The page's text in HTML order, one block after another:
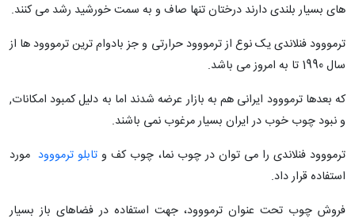
های بسیار بلندی دارند درختان تنها صاف و به سمت خورشید رشد می کنند.
ترمووود فنلاندی یک نوع از ترمووود حرارتی و جز بادوام ترین ترمووود ها از
سال 1990 تا به امروز می باشد.
که بعدها ترمووود ایرانی هم به بازار عرضه شدند اما به دلیل کمبود امکانات,
و نبود چوب خوب در ایران بسیار مرغوب نمی باشند.
ترمووود فنلاندی را می توان در چوب نما، چوب کف و تابلو ترمووود مورد
استفاده قرار داد.
فروش چوب تحت عنوان ترمووود، جهت استفاده در فضاهای باز بسیار